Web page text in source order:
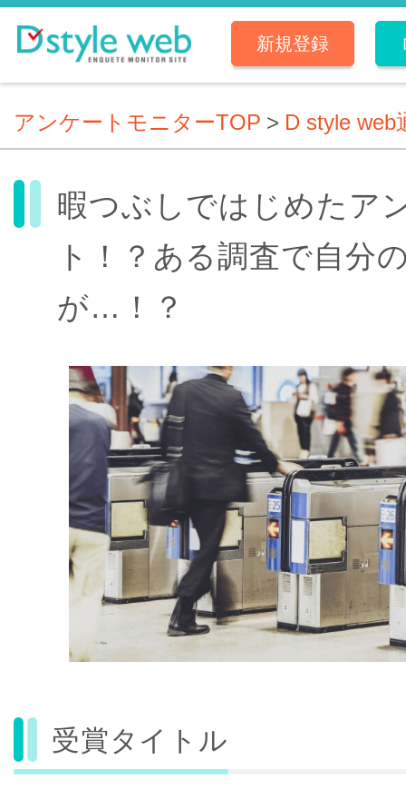
新規登録
アンケートモニターTOP > D style web
暇つぶしではじめたア
ト！？ある調査で自分
が…！？
受賞タイトル